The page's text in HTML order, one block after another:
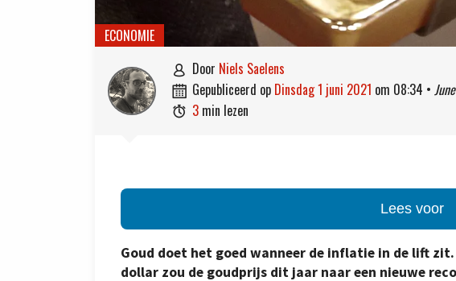
ECONOMIE
 door Niels Saelens
 gepubliceerd op dinsdag 1 juni 2021 om 08:34 •
 3 min lezen
Lees voor
Goud doet het goed wanneer de inflatie in de lift
dollar zou de goudprijs dit jaar naar een nieuwe